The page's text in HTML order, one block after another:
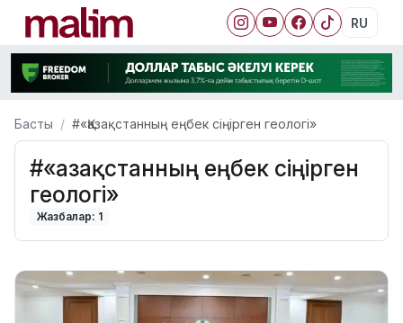
RU
Басты #«Қазақстанның еңбек сіңірген геологі»
#«Қазақстанның еңбек сіңірген
геологі»
Жазбалар: 1